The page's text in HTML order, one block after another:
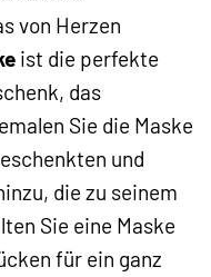
von Herzen
ist die perfekte
das
Sie die Maske
und
die zu seinem
Sie eine Maske
für ein ganz